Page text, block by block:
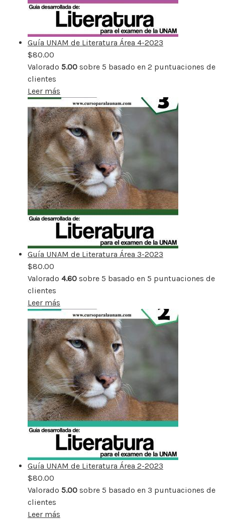
Guía UNAM de Literatura Área 4-2023
$80.00
Valorado 5.00 sobre 5 basado en 2 puntuaciones de
clientes
Leer más
Guía UNAM de Literatura Área 3-2023
$80.00
Valorado 4.60 sobre 5 basado en 5 puntuaciones de
clientes
Leer más
Guía UNAM de Literatura Área 2-2023
$80.00
Valorado 5.00 sobre 5 basado en 3 puntuaciones de
clientes
Leer más